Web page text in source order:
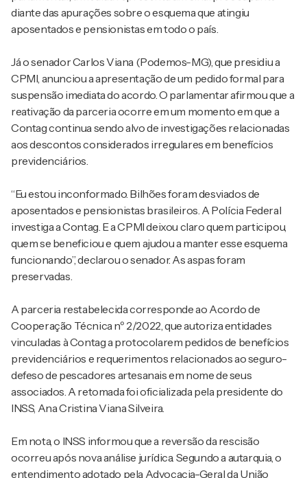
diante das apurações sobre o esquema que atingiu
aposentados e pensionistas em todo o país.
Já o senador Carlos Viana (Podemos-MG), que presidiu a
CPMI, anunciou a apresentação de um pedido formal para
suspensão imediata do acordo. O parlamentar afirmou que a
reativação da parceria ocorre em um momento em que a
Contag continua sendo alvo de investigações relacionadas
aos descontos considerados irregulares em benefícios
previdenciários.
“Eu estou inconformado. Bilhões foram desviados de
aposentados e pensionistas brasileiros. A Polícia Federal
investiga a Contag. E a CPMI deixou claro quem participou,
quem se beneficiou e quem ajudou a manter esse esquema
funcionando”, declarou o senador. As aspas foram
preservadas.
A parceria restabelecida corresponde ao Acordo de
Cooperação Técnica nº 2/2022, que autoriza entidades
vinculadas à Contag a protocolarem pedidos de benefícios
previdenciários e requerimentos relacionados ao seguro-
defeso de pescadores artesanais em nome de seus
associados. A retomada foi oficializada pela presidente do
INSS, Ana Cristina Viana Silveira.
Em nota, o INSS informou que a reversão da rescisão
ocorreu após nova análise jurídica. Segundo a autarquia, o
entendimento adotado pela Advocacia-Geral da União